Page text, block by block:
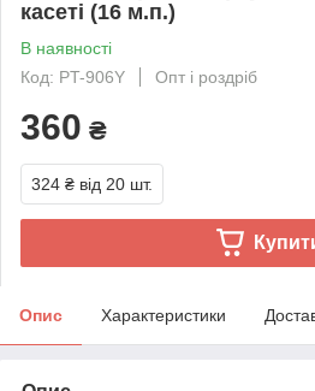
касеті (16 м.п.)
В наявності
Код: PT-906Y
Опт і роздріб
360 ₴
324 ₴ від 20 шт.
Опис Характеристики